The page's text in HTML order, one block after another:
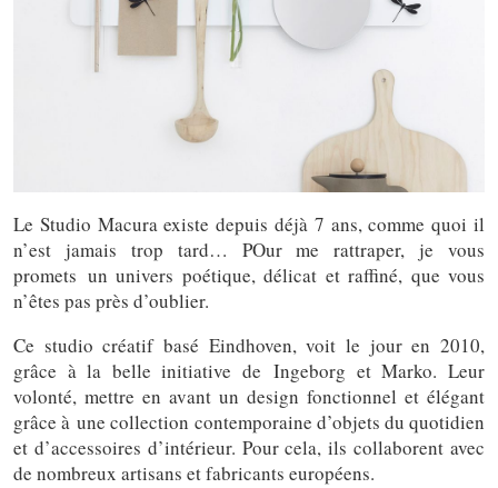
Le Studio Macura existe depuis déjà 7 ans, comme quoi il
n’est jamais trop tard… POur me rattraper, je vous
promets un univers poétique, délicat et raffiné, que vous
n’êtes pas près d’oublier.
Ce studio créatif basé Eindhoven, voit le jour en 2010,
grâce à la belle initiative de Ingeborg et Marko. Leur
volonté, mettre en avant un design fonctionnel et élégant
grâce à une collection contemporaine d’objets du quotidien
et d’accessoires d’intérieur. Pour cela, ils collaborent avec
de nombreux artisans et fabricants européens.